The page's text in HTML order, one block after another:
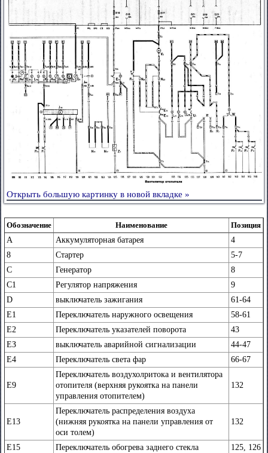
Открыть большую картинку в новой вкладке »
Обозначение Наименование
Позиция
А
Аккумуляторная батарея
4
8
Стартер
5-7
С
Генератор
8
С1
Регулятор напряжения
9
D
выключатель зажигания
61-64
Е1
Переключатель наружного освещения
58-61
Е2
Переключатель указателей поворота
43
ЕЗ
выключатель аварийной сигнализации
44-47
Е4
Переключатель света фар 66-67
Е9
Переключатель воздухолритока и вентилятора
отопителя (верхняя рукоятка на панели
управления отопителем)
132
Е13
Переключатель распределения воздуха
(нижняя рукоятка на панели управления от
оси толем)
132
Е15 Переключатель обогрева заднего стекла
125, 126